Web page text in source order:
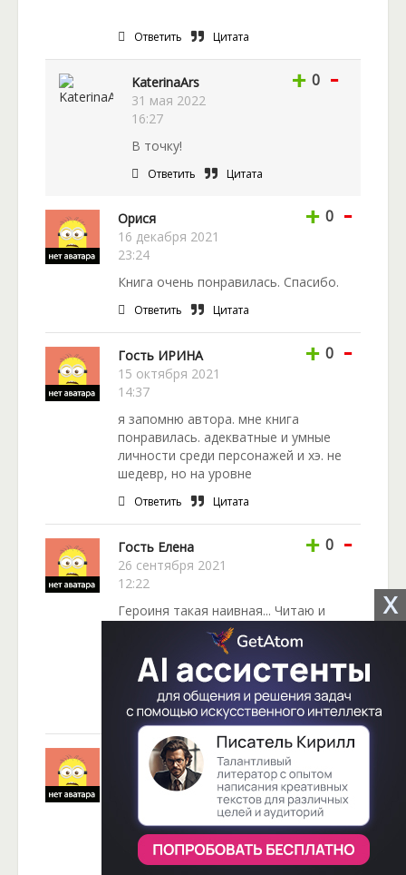
Ответить Цитата
KaterinaArs
31 мая 2022
16:27
+ 0 -
В точку!
Ответить Цитата
Орися
16 декабря 2021
23:24
+ 0 -
Книга очень понравилась. Спасибо.
Ответить Цитата
Гость ИРИНА
15 октября 2021
14:37
+ 0 -
я запомню автора. мне книга
понравилась. адекватные и умные
личности среди персонажей и хэ. не
шедевр, но на уровне
Ответить Цитата
Гость Елена
26 сентября 2021
12:22
+ 0 -
Героиня такая наивная... Читаю и
негодование не могу сдержать, вот
вроде и умная девочка но...
Книга хорошая, читать очень легко и
приятно.
Ответить Цитата
Марша
19 августа 2021 12:58
+ -1 -
Книга не просто зашла, залетела. Как
всегда немного повыбешивала
Ггероиня своими метаниями, но без
них книга не держала бы так в
X